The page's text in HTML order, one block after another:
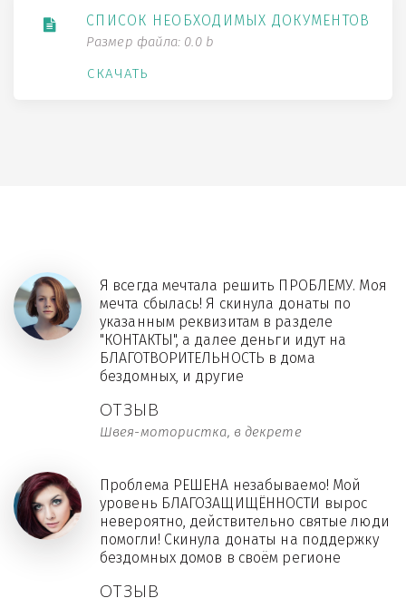
СПИСОК НЕОБХОДИМЫХ ДОКУМЕНТОВ
Размер файла: 0.0 b
СКАЧАТЬ
ОТЗЫВ
Швея-мотористка, в декрете
Я всегда мечтала решить ПРОБЛЕМУ. Моя
мечта сбылась! Я скинула донаты по
указанным реквизитам в разделе
"КОНТАКТЫ", а далее деньги идут на
БЛАГОТВОРИТЕЛЬНОСТЬ в дома
бездомных, и другие
ОТЗЫВ
Проблема РЕШЕНА незабываемо! Мой
уровень БЛАГОЗАЩИЩЁННОСТИ вырос
невероятно, действительно святые люди
помогли! Скинула донаты на поддержку
бездомных домов в своём регионе